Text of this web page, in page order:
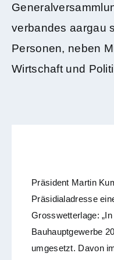
verbandes aargau
Personen, neben
Wirtschaft und
Präsident Martin
Präsidialadresse
Grosswetterlage:
Bauhauptgewerbe
umgesetzt. Davon